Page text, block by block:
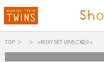
TOP ⭐︎ROXY SET UPのご紹介⭐︎